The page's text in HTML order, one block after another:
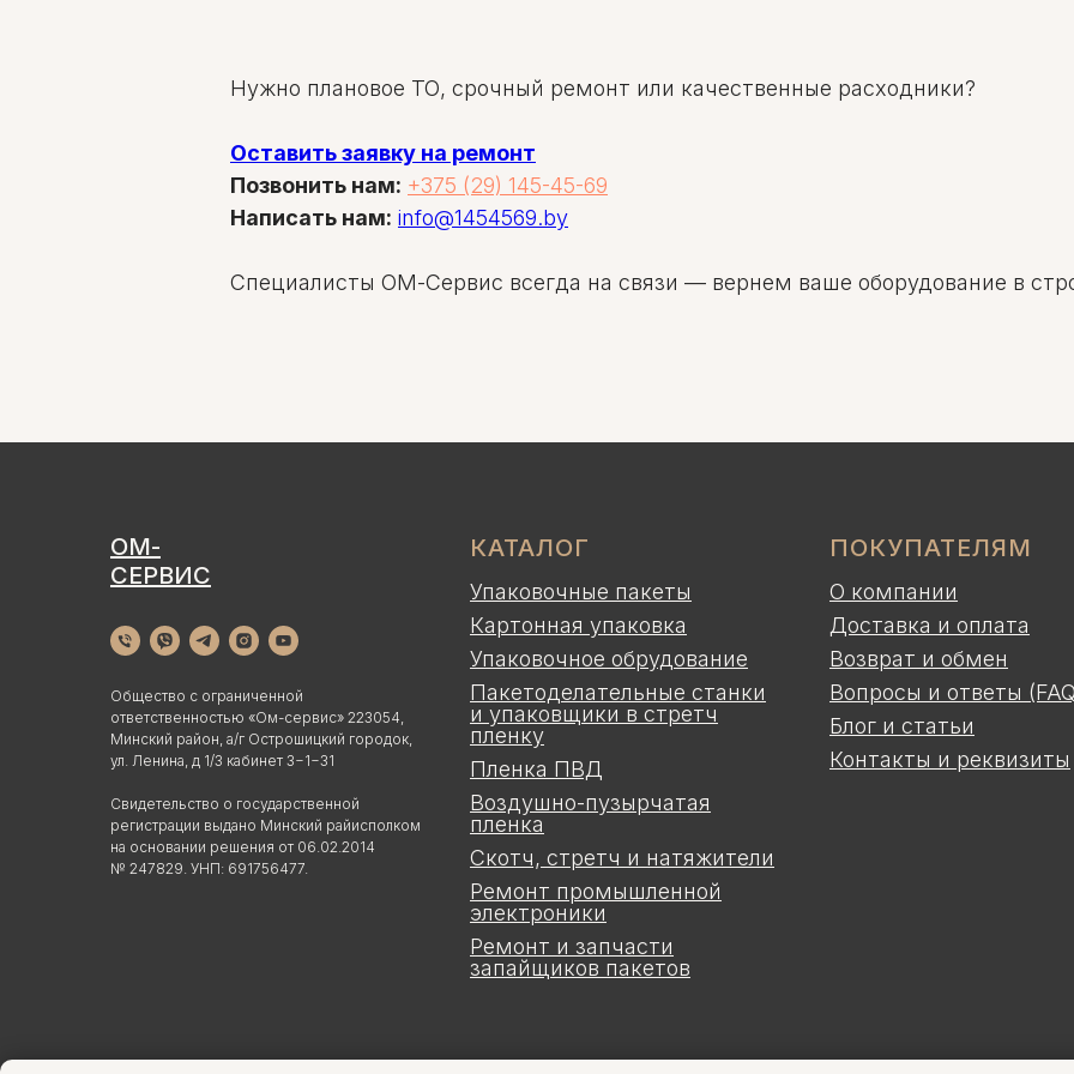
Нужно плановое ТО, срочный ремонт или качественные расходники?
Оставить заявку на ремонт
Позвонить нам: +375 (29) 145-45-69
Написать нам: info@1454569.by
Специалисты ОМ-Сервис всегда на связи — вернем ваше оборудование в
ОМ-
СЕРВИС
Общество с ограниченной
ответственностью «Ом-сервис» 223054,
Минский район, а/г Острошицкий городок,
ул. Ленина, д 1/3 кабинет 3−1−31
Свидетельство о государственной
регистрации выдано Минский райисполком
на основании решения от 06.02.2014
№ 247829. УНП: 691756477.
КАТАЛОГ
Упаковочные пакеты
Картонная упаковка
Упаковочное обрудование
Пакетоделательные станки
и упаковщики в стретч
пленку
Пленка ПВД
Воздушно-пузырчатая
пленка
Скотч, стретч и натяжители
Ремонт промышленной
электроники
Ремонт и запчасти
запайщиков пакетов
ПОКУПАТЕЛЯМ
О компании
Доставка и оплата
Возврат и обмен
Вопросы и ответы
Блог и статьи
Контакты и реквизиты